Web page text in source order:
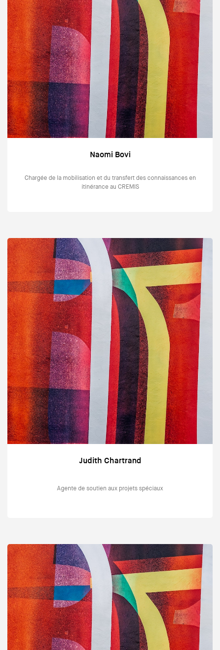
Naomi Bovi
Chargée de la mobilisation et du transfert des connaissances en
itinérance au CREMIS
Judith Chartrand
Agente de soutien aux projets spéciaux